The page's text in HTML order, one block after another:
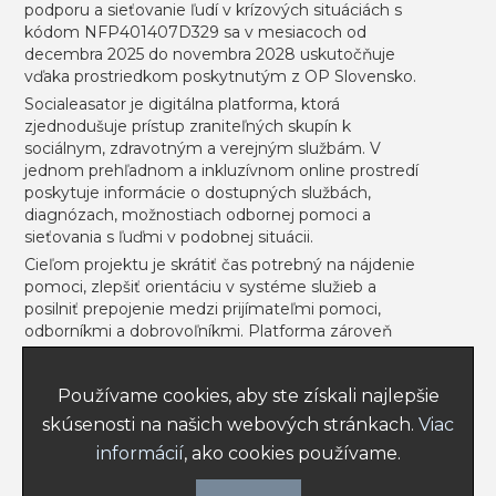
podporu a sieťovanie ľudí v krízových situáciách s
kódom NFP401407D329 sa v mesiacoch od
decembra 2025 do novembra 2028 uskutočňuje
vďaka prostriedkom poskytnutým z OP Slovensko.
Socialeasator je digitálna platforma, ktorá
zjednodušuje prístup zraniteľných skupín k
sociálnym, zdravotným a verejným službám. V
jednom prehľadnom a inkluzívnom online prostredí
poskytuje informácie o dostupných službách,
diagnózach, možnostiach odbornej pomoci a
sieťovania s ľuďmi v podobnej situácii.
Cieľom projektu je skrátiť čas potrebný na nájdenie
pomoci, zlepšiť orientáciu v systéme služieb a
posilniť prepojenie medzi prijímateľmi pomoci,
odborníkmi a dobrovoľníkmi. Platforma zároveň
podporí informovanosť o inklúzii, sociálnej integrácii
funkcií, článkov a podcastov.
Výsledkom bude vyššia spokojnosť používateľov,
nižší stres pri hľadaní podpory, posilnenie
komunitnej podpory a efektívnejšie prepájanie
Informácie k portálu usmevpredruhych.sk
Projekt sa uskutočňuje vďaka prostriedkom
poskytnutým z ESF.
Prihlásiť sa Registrovať
NEWSLETTER
Poslať
Používame cookies, aby ste získali najlepšie
skúsenosti na našich webových stránkach. Viac
informácií, ako cookies používame.